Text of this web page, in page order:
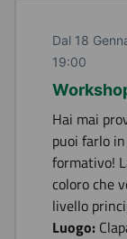
Dal 18
19:00
Hai mai
puoi farlo
formativo!
coloro che
livello
Luogo: